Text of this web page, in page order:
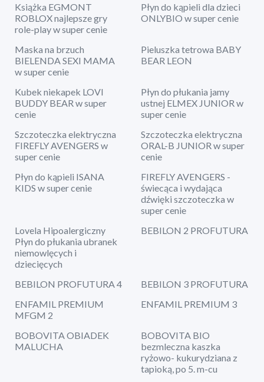
Książka EGMONT
ROBLOX najlepsze gry
role-play w super cenie
Płyn do kąpieli dla dzieci
ONLYBIO w super cenie
Maska na brzuch
BIELENDA SEXI MAMA
w super cenie
Pieluszka tetrowa BABY
BEAR LEON
Kubek niekapek LOVI
BUDDY BEAR w super
cenie
Płyn do płukania jamy
ustnej ELMEX JUNIOR w
super cenie
Szczoteczka elektryczna
FIREFLY AVENGERS w
super cenie
Szczoteczka elektryczna
ORAL-B JUNIOR w super
cenie
Płyn do kąpieli ISANA
KIDS w super cenie
FIREFLY AVENGERS -
świecąca i wydająca
dźwięki szczoteczka w
super cenie
Lovela Hipoalergiczny
Płyn do płukania ubranek
niemowlęcych i
dziecięcych
BEBILON 2 PROFUTURA
BEBILON PROFUTURA 4
BEBILON 3 PROFUTURA
ENFAMIL PREMIUM
MFGM 2
ENFAMIL PREMIUM 3
BOBOVITA OBIADEK
MALUCHA
BOBOVITA BIO
bezmleczna kaszka
ryżowo- kukurydziana z
tapioką, po 5. m-cu